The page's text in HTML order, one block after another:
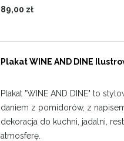
89,00 zł
Plakat WINE AND DINE
Plakat "WINE AND DINE" to
daniem z pomidorów, z
dekoracja do kuchni, jadalni,
atmosferę.